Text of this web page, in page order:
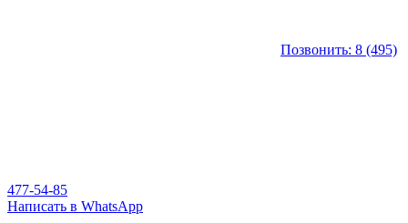
Позвонить: 8 (495)
477-54-85
Написать в WhatsApp